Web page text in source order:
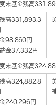
末基金残高
高331,893,3
98,860円
金37,332円
末基金残高
高324,882,8
240,296円